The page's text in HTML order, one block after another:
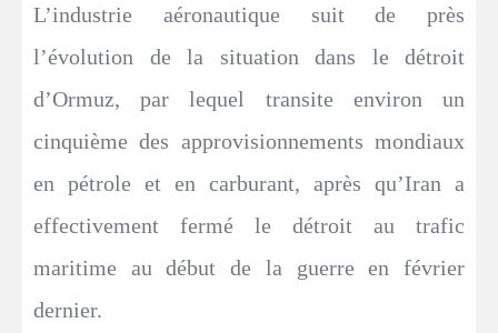
L’industrie aéronautique suit de près
l’évolution de la situation dans le détroit
d’Ormuz, par lequel transite environ un
cinquième des approvisionnements mondiaux
en pétrole et en carburant, après qu’Iran a
effectivement fermé le détroit au trafic
maritime au début de la guerre en février
dernier.